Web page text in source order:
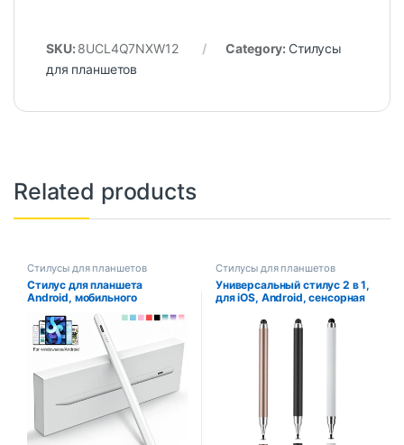
SKU: 8UCL4Q7NXW12 Category: Стилусы
для планшетов
Related products
Стилусы для планшетов
Стилус для планшета
Android, мобильного
сенсорная ручка для iPhone,
Xiaomi, аксессуары для
планшетов Samsung,
карандаш для iPad
Стилусы для планшетов
Универсальный стилус 2 в 1,
для iOS, Android, сенсорная
для рисования, для iPad,